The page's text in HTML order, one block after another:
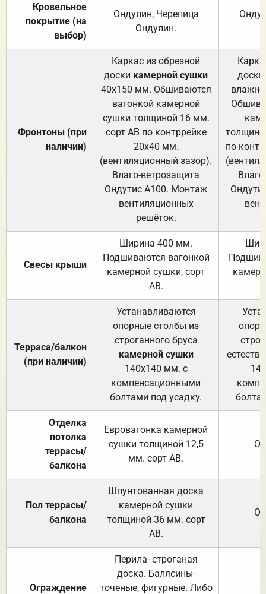
Кровельное
покрытие (на
выбор)
Ондулин, Черепица
Ондулин.
Фронтоны (при
наличии)
Каркас из обрезной
доски камерной сушки
40х150 мм. Обшиваются
вагонкой камерной
сушки толщиной 16 мм.
сорт АВ по контррейке
20х40 мм.
(вентиляционный зазор).
Влаго-ветрозащита
Ондутис А100. Монтаж
вентиляционных
решёток.
доски
по
Свесы крыши
Ширина 400 мм.
Подшиваются вагонкой
камерной сушки, сорт
АВ.
Терраса/балкон
(при наличии)
Устанавливаются
опорные столбы из
строганного бруса
камерной сушки
140х140 мм. с
компенсационными
болтами под усадку.
Отделка
потолка
террасы/
балкона
Евровагонка камерной
сушки толщиной 12,5
мм. сорт АВ.
Пол террасы/
балкона
Шпунтованная доска
камерной сушки
толщиной 36 мм. сорт
АВ.
Ограждение
Перила- строганая
доска. Балясины-
точеные, фигурные. Либо